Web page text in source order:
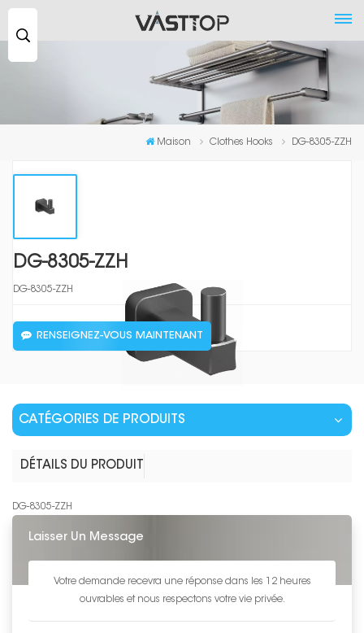
Maison Clothes Hooks DG-8305-ZZH
DG-8305-ZZH
DG-8305-ZZH
RENSEIGNEZ-VOUS MAINTENANT
CATÉGORIES DE PRODUITS
DÉTAILS DU PRODUIT
DG-8305-ZZH
Laisser Un Message
Votre demande recevra une réponse dans les 12 heures
ouvrables et nous respectons votre vie privée.